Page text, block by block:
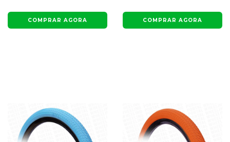
COMPRAR AGORA COMPRAR AGORA